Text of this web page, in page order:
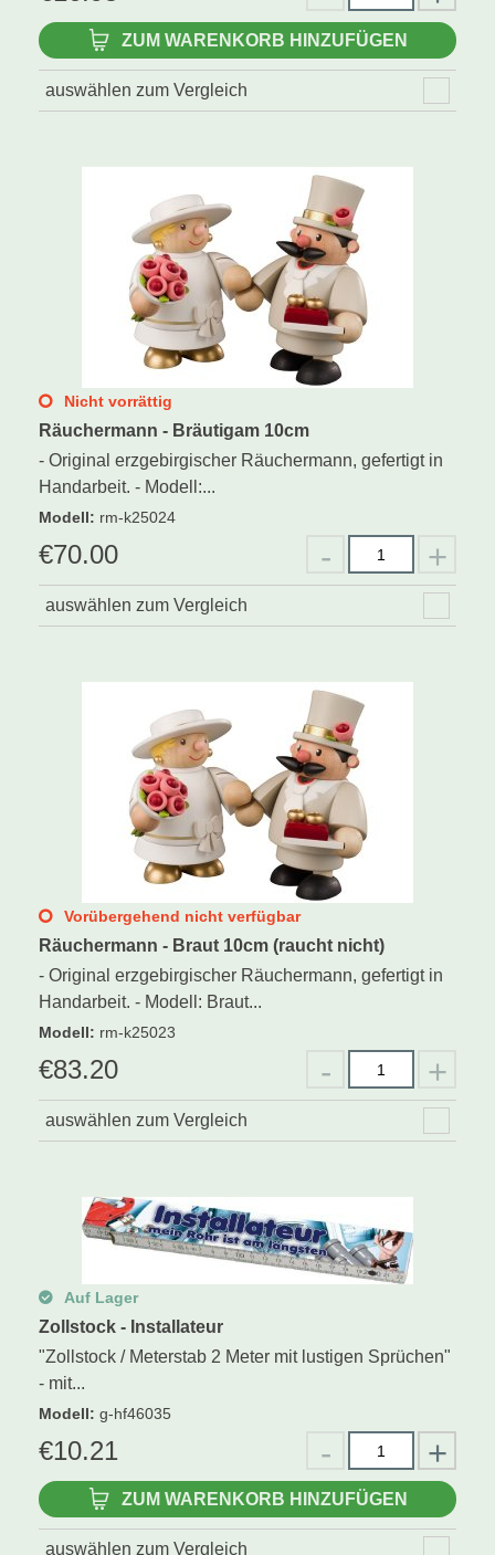
ZUM WARENKORB HINZUFÜGEN
auswählen zum Vergleich
Nicht vorrättig
Räuchermann - Bräutigam 10cm
- Original erzgebirgischer Räuchermann, gefertigt in
Handarbeit. - Modell:...
Modell: rm-k25024
€70.00
auswählen zum Vergleich
Vorübergehend nicht verfügbar
Räuchermann - Braut 10cm (raucht nicht)
- Original erzgebirgischer Räuchermann, gefertigt in
Handarbeit. - Modell: Braut...
Modell: rm-k25023
€83.20
auswählen zum Vergleich
Auf Lager
Zollstock - Installateur
"Zollstock / Meterstab 2 Meter mit lustigen Sprüchen"
- mit...
Modell: g-hf46035
€10.21
ZUM WARENKORB HINZUFÜGEN
auswählen zum Vergleich